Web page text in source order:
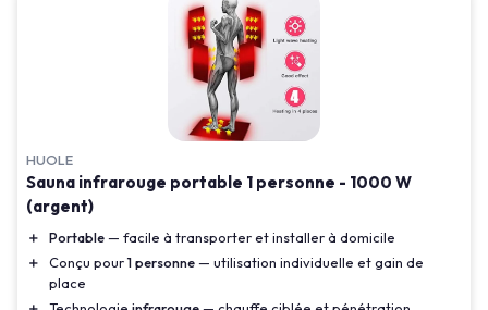
HUOLE
Sauna infrarouge portable 1 personne - 1000 W
(argent)
＋ Portable— facile à transporter et installer à domicile
＋
Conçu pour1 personne— utilisation individuelle et gain de
place